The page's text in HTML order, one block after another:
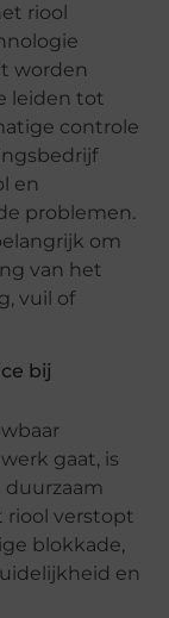
riool
worden
leiden tot
controle
en
problemen.
om
van het
vuil of
bij
gaat, is
riool verstopt
blokkade,
en